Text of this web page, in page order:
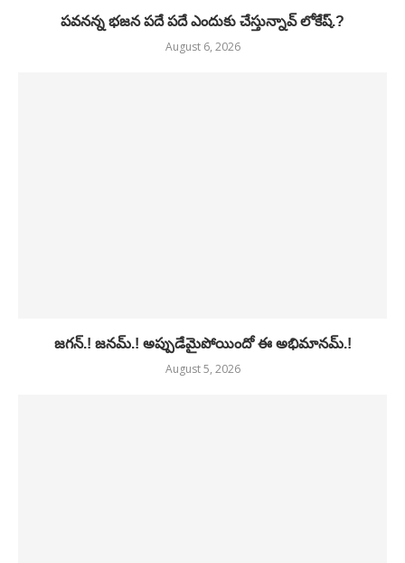
పవనన్న భజన పదే పదే ఎందుకు చేస్తున్నావ్ లోకేష్.?
August 6, 2026
జగన్.! జనమ్.! అప్పుడేమైపోయిందో ఈ అభిమానమ్.!
August 5, 2026